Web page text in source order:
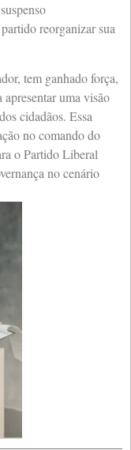
reorganizar sua
tem ganhado força,
apresentar uma visão
cidadãos. Essa
no comando do
o Partido Liberal
no cenário